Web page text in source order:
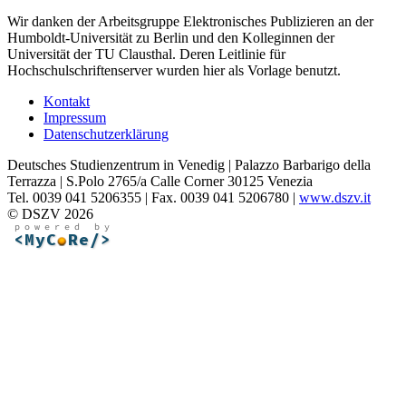
Wir danken der Arbeitsgruppe Elektronisches Publizieren an der
Humboldt-Universität zu Berlin und den Kolleginnen der
Universität der TU Clausthal. Deren Leitlinie für
Hochschulschriftenserver wurden hier als Vorlage benutzt.
Kontakt
Impressum
Datenschutzerklärung
Deutsches Studienzentrum in Venedig | Palazzo Barbarigo della
Terrazza | S.Polo 2765/a Calle Corner 30125 Venezia
Tel. 0039 041 5206355 | Fax. 0039 041 5206780 | www.dszv.it
© DSZV 2026